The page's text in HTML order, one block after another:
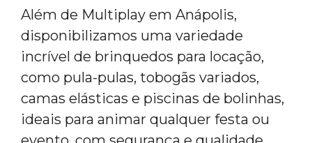
Além de Multiplay em Anápolis,
disponibilizamos uma variedade
incrível de brinquedos para locação,
como pula-pulas, tobogãs variados,
camas elásticas e piscinas de bolinhas,
ideais para animar qualquer festa ou